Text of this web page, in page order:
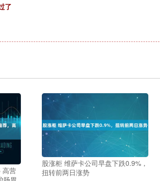
了
高营
股涨柜 维萨卡公司早盘下跌0.9%，
扭转前两日涨势